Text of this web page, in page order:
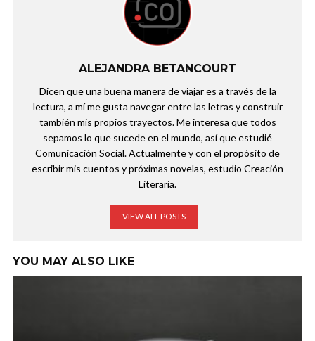
ALEJANDRA BETANCOURT
Dicen que una buena manera de viajar es a través de la
lectura, a mí me gusta navegar entre las letras y construir
también mis propios trayectos. Me interesa que todos
sepamos lo que sucede en el mundo, así que estudié
Comunicación Social. Actualmente y con el propósito de
escribir mis cuentos y próximas novelas, estudio Creación
Literaria.
VIEW ALL POSTS
YOU MAY ALSO LIKE